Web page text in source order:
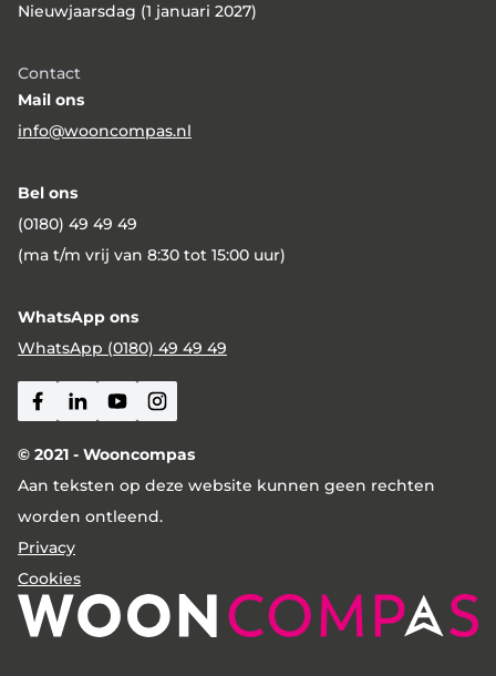
Nieuwjaarsdag (1 januari 2027)
Contact
Mail ons
info@wooncompas.nl
Bel ons
(0180) 49 49 49
(ma t/m vrij van 8:30 tot 15:00 uur)
WhatsApp ons
WhatsApp (0180) 49 49 49
Facebook
Linkedin
YoutubeInstagram
© 2021 - Wooncompas
Aan teksten op deze website kunnen geen rechten
worden ontleend.
Privacy
Cookies